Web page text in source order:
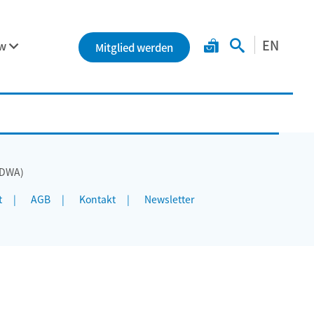
Mitglied werden EN
AGB Kontakt Newsletter